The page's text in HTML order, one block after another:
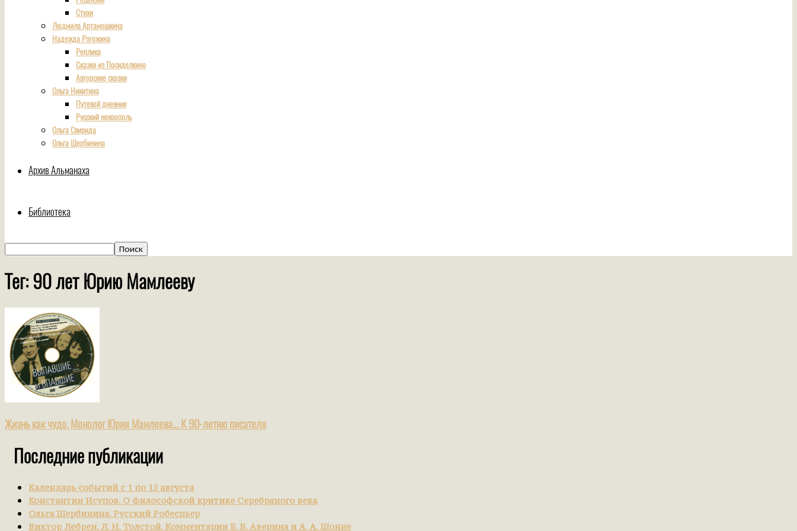
Стихи
Людмила Артамошкина
Надежда Рогожина
Реплика
Сказки из Посиделкино
Авторские сказки
Ольга Никитина
Путевой дневник
Русский некрополь
Ольга Свирида
Ольга Щербинина
Архив Альманаха
Библиотека
Тег: 90 лет Юрию Мамлееву
Жизнь как чудо. Монолог Юрия Мамлеева… К 90-летию писателя
Последние публикации
Календарь событий с 1 по 15 августа
Константин Исупов. О философской критике Серебряного века
Ольга Щербинина. Русский Робеспьер
Виктор Лебрен. Л. Н. Толстой. Комментарии Б. В. Аверина и А. А. Шонне